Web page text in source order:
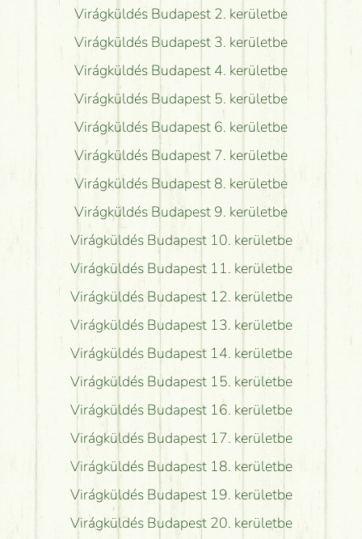
Virágküldés Budapest 2. kerületbe
Virágküldés Budapest 3. kerületbe
Virágküldés Budapest 4. kerületbe
Virágküldés Budapest 5. kerületbe
Virágküldés Budapest 6. kerületbe
Virágküldés Budapest 7. kerületbe
Virágküldés Budapest 8. kerületbe
Virágküldés Budapest 9. kerületbe
Virágküldés Budapest 10. kerületbe
Virágküldés Budapest 11. kerületbe
Virágküldés Budapest 12. kerületbe
Virágküldés Budapest 13. kerületbe
Virágküldés Budapest 14. kerületbe
Virágküldés Budapest 15. kerületbe
Virágküldés Budapest 16. kerületbe
Virágküldés Budapest 17. kerületbe
Virágküldés Budapest 18. kerületbe
Virágküldés Budapest 19. kerületbe
Virágküldés Budapest 20. kerületbe